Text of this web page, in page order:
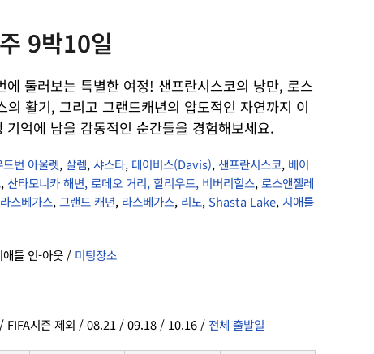
9박10일
에 둘러보는 특별한 여정! 샌프란시스코의 낭만, 로스
의 활기, 그리고 그랜드캐년의 압도적인 자연까지 이
기억에 남을 감동적인 순간들을 경험해보세요.
드번 아울렛, 살렘, 샤스타, 데이비스(Davis), 샌프란시스코, 베이
, 산타모니카 해변, 로데오 거리, 할리우드, 비버리힐스, 로스앤젤레
라스베가스, 그랜드 캐년, 라스베가스, 리노, Shasta Lake, 시애틀
애틀 인-아웃 / 미팅장소
FIFA시즌 제외 / 08.21 / 09.18 / 10.16 / 전체 출발일